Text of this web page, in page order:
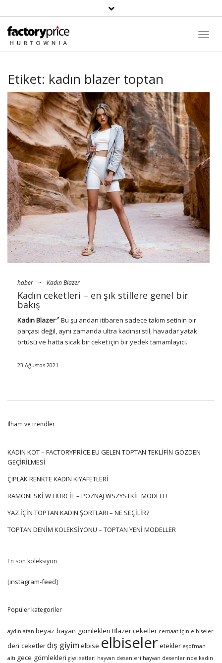
Etiket: kadın blazer toptan
haber ~ Kadın Blazer
Kadın ceketleri – en şık stillere genel bir
bakış
Kadın Blazer
Bu şu andan itibaren sadece takım setinin bir
parçası değil, aynı zamanda ultra kadınsı stil, havadar yatak
örtüsü ve hatta sıcak bir ceket için bir yedek tamamlayıcı.
birleşecekler? Factoryprice.eu’da sizi neyin beklediğini kontrol
Moda kaidesinden daha da klasik inmese de
değer olduğunu görün:
şekilde sürer. Bu yıl neredeyse her yerde ortaya çıkıyor. Bu
nedenle, matadorların gardırop, barclean blazerleri ve
modelleri anımsatan ölçekli blazerler. Onların seçimi ile,
Dekoratif kesikler
23 Ağustos 2021
İlham ve trendler
KADIN KOT – FACTORYPRICE.EU GELEN TOPTAN TEKLIFIN GÖZDEN
GEÇIRILMESI
ÇIPLAK RENKTE KADIN KIYAFETLERI
RAMONESKI W HURCIE – POZNAJ WSZYSTKIE MODELE!
YAZ IÇIN TOPTAN KADIN ŞORTLARI – NE SEÇILIR?
TOPTAN DENIM KOLEKSIYONU – TOPTAN YENI MODELLER
En son koleksiyon
[instagram-feed]
Popüler kategoriler
aydınlatan beyaz bayan gömlekleri Blazerceketler cemaat için elbiseler
deri ceketlerdış giyim elbise elbiseler etekler eşofman
altı gece gömlekleri giysi setleri hayvan desenleri hayvan desenlerinde kadın